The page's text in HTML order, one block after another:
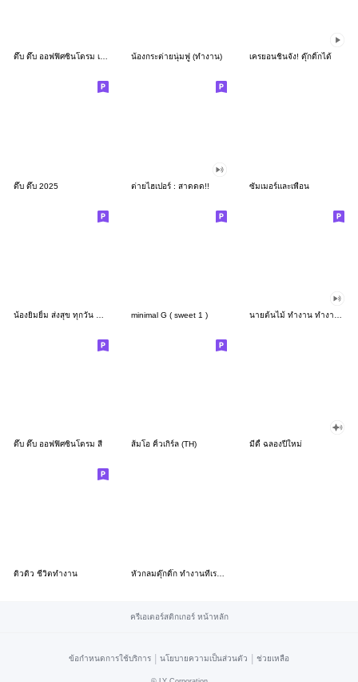
ดึ๊บ ดึ๊บ ออฟฟิศซินโดรม เก้า น้องกระต่ายนุ่มฟู (ทำงาน) เครยอนชินจัง! ดุ๊กดิ๊กได้
ดึ๊บ ดึ๊บ 2025 ต่ายไฮเปอร์ : สาดดด!! ซัมเมอร์และเพื่อน
minimal G ( sweet 1 )
ดึ๊บ ดึ๊บ ออฟฟิศซินโดรม สี่ ส้มโอ คิ้วเกิร์ล (TH) มีดี้ ฉลองปีใหม่
ดิวดิว ชีวิตทำงาน
ครีเอเตอร์สติกเกอร์ หน้าหลัก
ข้อกำหนดการใช้บริการ | นโยบายความเป็นส่วนตัว | ช่วยเหลือ